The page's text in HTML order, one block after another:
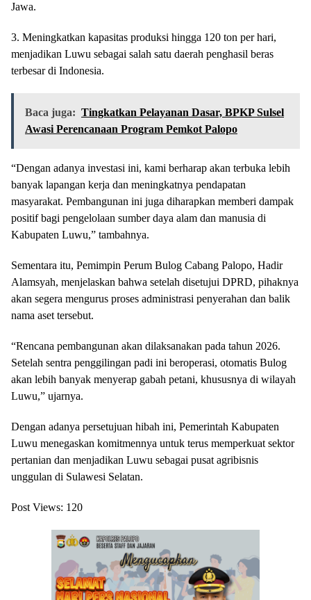
Jawa.
3. Meningkatkan kapasitas produksi hingga 120 ton per hari,
menjadikan Luwu sebagai salah satu daerah penghasil beras
terbesar di Indonesia.
Baca juga: Tingkatkan Pelayanan Dasar, BPKP Sulsel
Awasi Perencanaan Program Pemkot Palopo
“Dengan adanya investasi ini, kami berharap akan terbuka lebih
banyak lapangan kerja dan meningkatnya pendapatan
masyarakat. Pembangunan ini juga diharapkan memberi dampak
positif bagi pengelolaan sumber daya alam dan manusia di
Kabupaten Luwu,” tambahnya.
Sementara itu, Pemimpin Perum Bulog Cabang Palopo, Hadir
Alamsyah, menjelaskan bahwa setelah disetujui DPRD, pihaknya
akan segera mengurus proses administrasi penyerahan dan balik
nama aset tersebut.
“Rencana pembangunan akan dilaksanakan pada tahun 2026.
Setelah sentra penggilingan padi ini beroperasi, otomatis Bulog
akan lebih banyak menyerap gabah petani, khususnya di wilayah
Luwu,” ujarnya.
Dengan adanya persetujuan hibah ini, Pemerintah Kabupaten
Luwu menegaskan komitmennya untuk terus memperkuat sektor
pertanian dan menjadikan Luwu sebagai pusat agribisnis
unggulan di Sulawesi Selatan.
Post Views: 120